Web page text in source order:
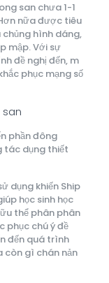
san chưa 1-1
nữa được tiêu
hình dáng,
mập. Với sự
đề nghị đến, m
phục mạng số
phần đông
tác dụng thiết
dụng khiến Ship
học sinh học
thể phân phân
phục chú ý đề
đến quá trình
còn gì chán nản